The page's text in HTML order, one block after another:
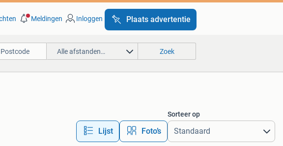
Meldingen Inloggen Plaats advertentie
Alle afstanden… Zoek
Lijst Foto’s
Sorteer op